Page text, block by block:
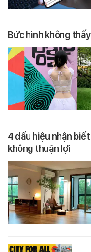
Bức hình không
4 dấu hiệu nhận
không thuận lợi